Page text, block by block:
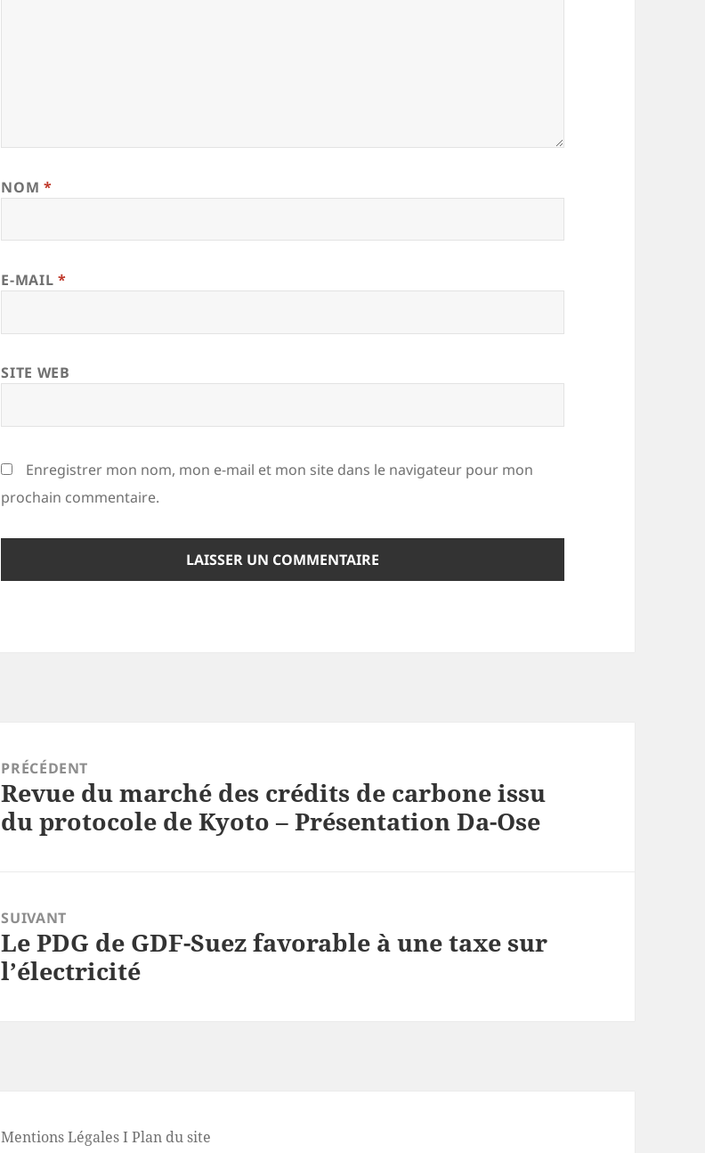
NOM *
E-MAIL *
SITE WEB
Enregistrer mon nom, mon e-mail et mon site dans le navigateur pour mon
prochain commentaire.
PRÉCÉDENT
Article
précédent :
Revue du marché des crédits de carbone issu
du protocole de Kyoto – Présentation Da-Ose
SUIVANT
Article
suivant :
Le PDG de GDF-Suez favorable à une taxe sur
l’électricité
Mentions LégalesIPlan du site